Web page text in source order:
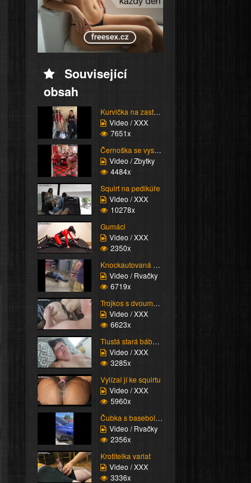
Související
obsah
Kurvička na zastávce
Video / XXX
7651x
Černoška se vysmívá hu...
Video / Zbytky
4484x
Squirt na pedikúře
Video / XXX
10278x
Gumáci
Video / XXX
2350x
Knockautovaná čúza
Video / Rvačky
6719x
Trojkos s dvouma kurva...
Video / XXX
6623x
Tlustá stará bába vzdy...
Video / XXX
3285x
Vylízal jí ke squirtu
Video / XXX
5960x
Čubka s basebolovkou
Video / Rvačky
2356x
Krotitelka varlat
Video / XXX
3336x